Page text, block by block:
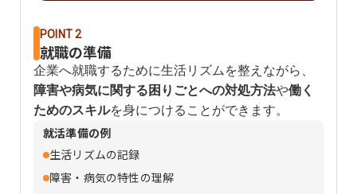
POINT 2
就職の準備
企業へ就職するために生活リズムを整えながら、
障害や病気に関する困りごとへの対処方法や働く
ためのスキルを身につけることができます。
就活準備の例
生活リズムの記録
障害・病気の特性の理解